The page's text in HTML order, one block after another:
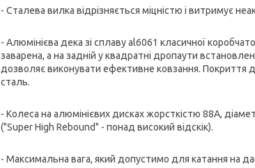
- Сталева вилка відрізняється міцністю і витримує
- Алюмінієва дека зі сплаву al6061 класичної
заварена, а на задній у квадратні дропаути
дозволяє виконувати ефективне ковзання. Покриття
сталь.
- Колеса на алюмінієвих дисках жорсткістю 88A,
("Super High Rebound" - понад високий відскік).
- Максимальна вага, який допустимо для катання на